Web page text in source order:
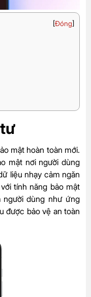
[Đóng]
mật hoàn toàn mới.
mật nơi người dùng
liệu nhạy cảm ngăn
tính năng bảo mật
người dùng như ứng
được bảo vệ an toàn